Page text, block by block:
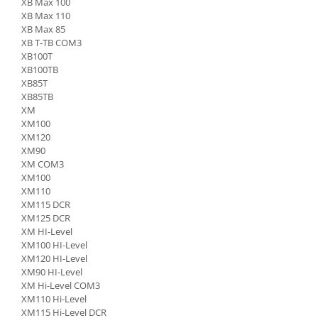
Bobina 14V
Bobina 28V
Relee 48V
Contact 5 pozitii
Contactor 36V
Senzori de greutate
Bobina 18V
Contactor 16V
Kit reparatii contactor
Contactor 65V
Contactor 96V
Releu 230V
Relee 6V
Intrerupatoare
Banda antistatica
Contact pornire
Claxon
Piese Lebrero
Piese Macmoter
Piese Lugli
Piese Menzi Muck
Piese Mustang
Piese Steinbock
Piese Valpadana
Piese Zettelmeyer
Piese Venieri
Piese Nissan
Piese Sullair
Piese Rigitrac
Piese Krone
Piese Hiab Foco
XB Max 110
XB Max 85
XB T-TB COM3
XB100T
XB100TB
XB85T
XB85TB
XM
XM100
XM120
XM90
XM COM3
XM100
XM110
XM115 DCR
XM125 DCR
XM HI-Level
XM100 HI-Level
XM120 HI-Level
XM90 HI-Level
XM Hi-Level COM3
XM110 Hi-Level
XM115 Hi-Level DCR